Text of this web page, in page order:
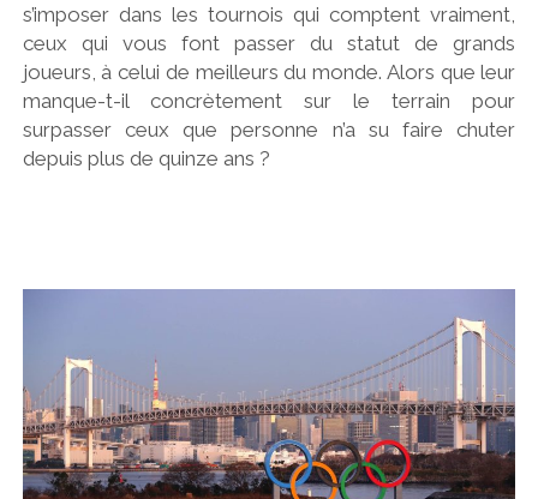
s’imposer dans les tournois qui comptent vraiment,
ceux qui vous font passer du statut de grands
joueurs, à celui de meilleurs du monde. Alors que leur
manque-t-il concrètement sur le terrain pour
surpasser ceux que personne n’a su faire chuter
depuis plus de quinze ans ?